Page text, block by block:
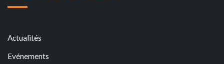
Actualités
Evénements